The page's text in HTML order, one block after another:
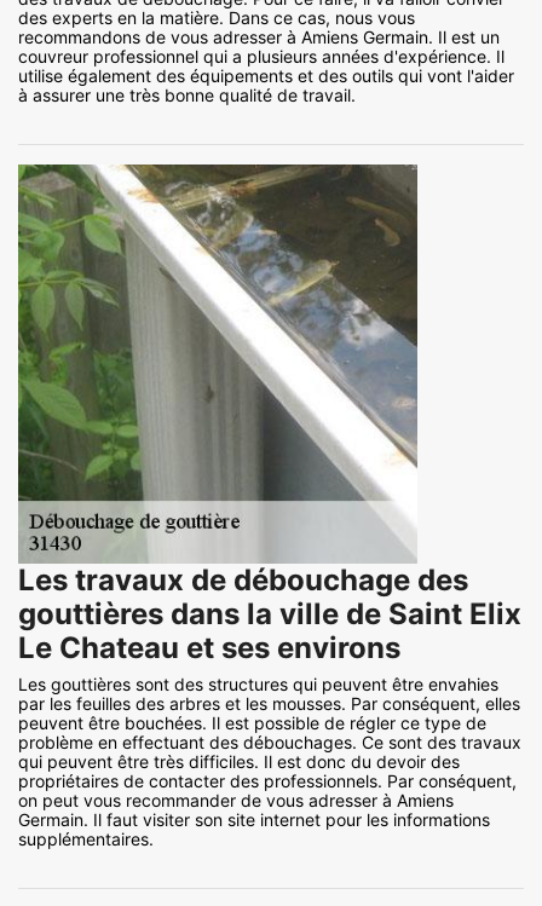
des experts en la matière. Dans ce cas, nous vous
recommandons de vous adresser à Amiens Germain. Il est un
couvreur professionnel qui a plusieurs années d'expérience. Il
utilise également des équipements et des outils qui vont l'aider
à assurer une très bonne qualité de travail.
Les travaux de débouchage des
gouttières dans la ville de Saint Elix
Le Chateau et ses environs
Les gouttières sont des structures qui peuvent être envahies
par les feuilles des arbres et les mousses. Par conséquent, elles
peuvent être bouchées. Il est possible de régler ce type de
problème en effectuant des débouchages. Ce sont des travaux
qui peuvent être très difficiles. Il est donc du devoir des
propriétaires de contacter des professionnels. Par conséquent,
on peut vous recommander de vous adresser à Amiens
Germain. Il faut visiter son site internet pour les informations
supplémentaires.